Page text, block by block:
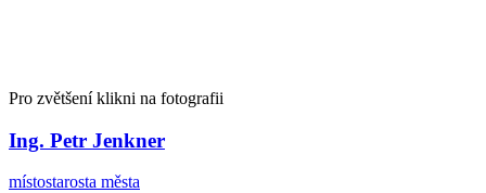
Pro zvětšení klikni na fotografii
Ing. Petr Jenkner
místostarosta města